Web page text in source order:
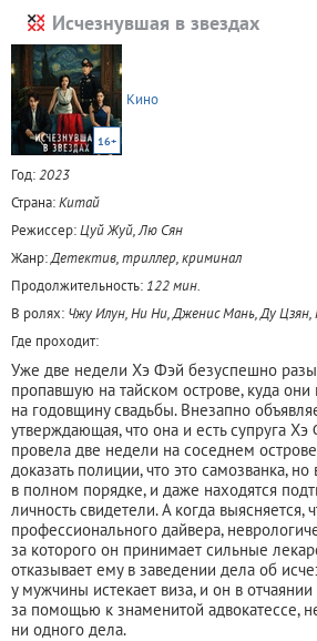
Исчезнувшая в звездах
16+
Кино
Год:2023
Страна:Китай
Режиссер:Цуй Жуй, Лю Сян
Жанр:Детектив, триллер, криминал
Продолжительность: 122 мин.
В ролях: Чжу Илун, Ни Ни, Дженис Мань, Ду Цзян,
Где проходит:
Уже две недели Хэ Фэй безуспешно
пропавшую на тайском острове, куда они
на годовщину свадьбы. Внезапно
утверждающая, что она и есть супруга
провела две недели на соседнем
доказать полиции, что это самозванка,
в полном порядке, и даже находятся
личность свидетели. А когда
профессионального дайвера,
за которого он принимает сильные
отказывает ему в заведении дела об
у мужчины истекает виза, и он в
за помощью к знаменитой адвокатессе,
ни одного дела.